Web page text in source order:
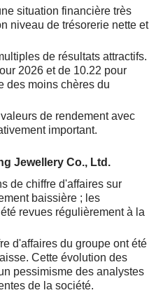
situation financière très
niveau de trésorerie nette et
de résultats attractifs.
2026 et de 10.22 pour
des moins chères du
de rendement avec
important.
Jewellery Co., Ltd.
de chiffre d'affaires sur
baissière ; les
revues régulièrement à la
d'affaires du groupe ont été
Cette évolution des
pessimisme des analystes
de la société.